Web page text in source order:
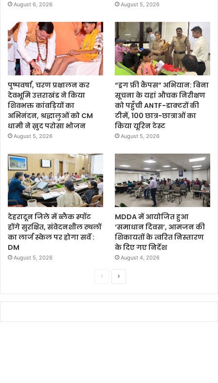
August 6, 2026 August 5, 2026
पुष्पवर्षा, चरण प्रक्षालन कर
देवभूमि उत्तराखंड ने किया
शिवभक्त कांवड़ियों का
अभिनंदन, श्रद्धालुओं को CM
धामी ने ख़ुद परोसा भोजन
August 5, 2026
“ड्रग फ्री कैंपस” अभियान: बिना
सूचना के यहां औचक निरीक्षण
को पहुँची ANTF-डाक्टरों की
टीमें, 100 छात्र-छात्राओं का
किया यूरिन टेस्ट
August 5, 2026
देहरादून जिले में ब्लैक स्पॉट
होंगे सुरक्षित, संवेदनशील स्थलों
का लार्ज स्केल पर होगा सर्वे :
DM
August 5, 2026
MDDA में आयोजित हुआ
‘समाधान दिवस’, आमजन की
शिकायतों के त्वरित निस्तारण
के दिए गए निर्देश
August 4, 2026
e
x